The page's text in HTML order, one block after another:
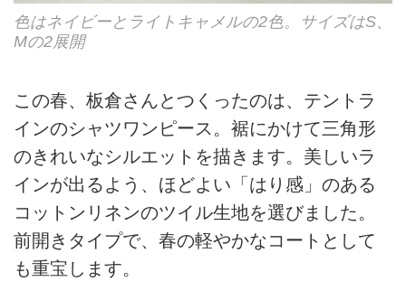
色はネイビーとライトキャメルの2色。サイズはS、
Mの2展開
この春、板倉さんとつくったのは、テントラ
インのシャツワンピース。裾にかけて三角形
のきれいなシルエットを描きます。美しいラ
インが出るよう、ほどよい「はり感」のある
コットンリネンのツイル生地を選びました。
前開きタイプで、春の軽やかなコートとして
も重宝します。